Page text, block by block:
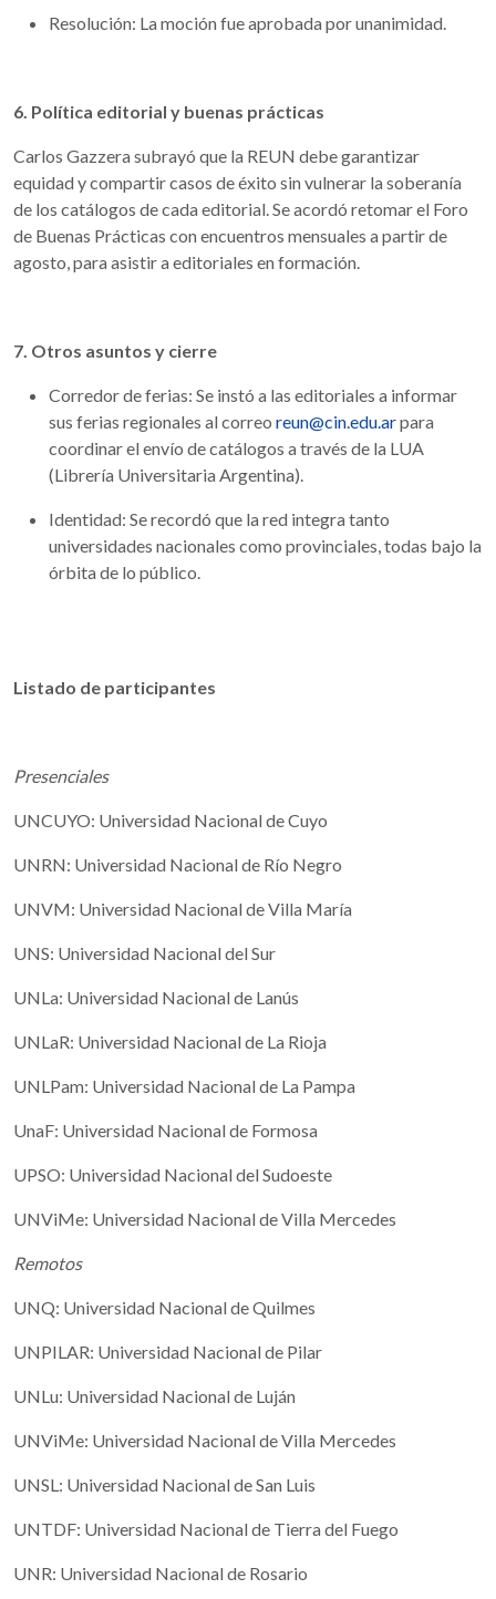
Resolución: La moción fue aprobada por unanimidad.
6. Política editorial y buenas prácticas
Carlos Gazzera subrayó que la REUN debe garantizar
equidad y compartir casos de éxito sin vulnerar la soberanía
de los catálogos de cada editorial. Se acordó retomar el Foro
de Buenas Prácticas con encuentros mensuales a partir de
agosto, para asistir a editoriales en formación.
7. Otros asuntos y cierre
Corredor de ferias: Se instó a las editoriales a informar
sus ferias regionales al correo reun@cin.edu.arpara
coordinar el envío de catálogos a través de la LUA
(Librería Universitaria Argentina).
Identidad: Se recordó que la red integra tanto
universidades nacionales como provinciales, todas bajo la
órbita de lo público.
Listado de participantes
Presenciales
UNCUYO: Universidad Nacional de Cuyo
UNRN: Universidad Nacional de Río Negro
UNVM: Universidad Nacional de Villa María
UNS: Universidad Nacional del Sur
UNLa: Universidad Nacional de Lanús
UNLaR: Universidad Nacional de La Rioja
UNLPam: Universidad Nacional de La Pampa
UnaF: Universidad Nacional de Formosa
UPSO: Universidad Nacional del Sudoeste
UNViMe: Universidad Nacional de Villa Mercedes
Remotos
UNQ: Universidad Nacional de Quilmes
UNPILAR: Universidad Nacional de Pilar
UNLu: Universidad Nacional de Luján
UNViMe: Universidad Nacional de Villa Mercedes
UNSL: Universidad Nacional de San Luis
UNTDF: Universidad Nacional de Tierra del Fuego
UNR: Universidad Nacional de Rosario